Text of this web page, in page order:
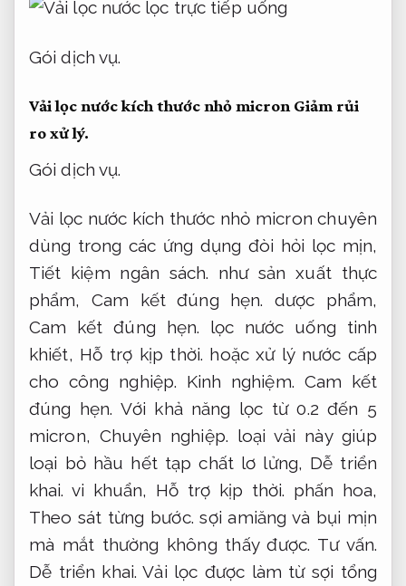
Gói dịch vụ.
Vải lọc nước kích thước nhỏ micronGiảm rủi
ro xử lý.
Gói dịch vụ.
Vải lọc nước kích thước nhỏ micron chuyên
dùng trong các ứng dụng đòi hỏi lọc mịn,
Tiết kiệm ngân sách. như sản xuất thực
phẩm, Cam kết đúng hẹn. dược phẩm,
Cam kết đúng hẹn. lọc nước uống tinh
khiết, Hỗ trợ kịp thời. hoặc xử lý nước cấp
cho công nghiệp. Kinh nghiệm. Cam kết
đúng hẹn. Với khả năng lọc từ 0.2 đến 5
micron, Chuyên nghiệp. loại vải này giúp
loại bỏ hầu hết tạp chất lơ lửng, Dễ triển
khai. vi khuẩn, Hỗ trợ kịp thời. phấn hoa,
Theo sát từng bước. sợi amiăng và bụi mịn
mà mắt thường không thấy được. Tư vấn.
Dễ triển khai. Vải lọc được làm từ sợi tổng